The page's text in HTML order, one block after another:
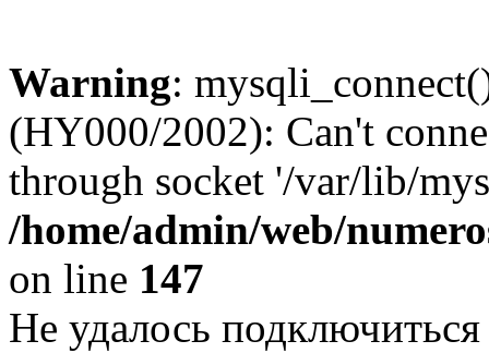
Warning:
(HY000/2002): Can't
through socket '/var/lib/
/home/admin/web/
on line 147
Не удалось